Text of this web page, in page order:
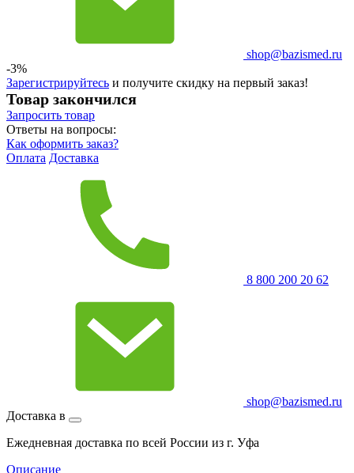
shop@bazismed.ru
-3%
Зарегистрируйтесь и получите скидку на первый заказ!
Товар закончился
Запросить товар
Ответы на вопросы:
Как оформить заказ?
Оплата Доставка
8 800 200 20 62
shop@bazismed.ru
Доставка в
Ежедневная доставка по всей России из г. Уфа
Описание